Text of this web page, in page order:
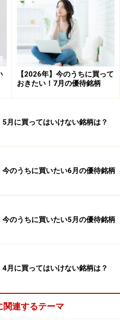
％ 平均損失
ー（合計利益÷合計損失）：
％とかなりの好成績です。
資に適している月と言えるで
なった背景としては、
が保有する株式や投資信託を
載らないようにする傾向にあ
る買戻しが4月はおこりやす
資家が年度始めのリバランス
）で日本株を買いやすい傾向
トレード数の多かった銘柄を
【2026年】今のうちに買って
おきたい！7月の優待銘柄
5月に買ってはいけない銘柄は？
今のうちに買いたい6月の優待銘柄
今のうちに買いたい5月の優待銘柄
4月に買ってはいけない銘柄は？
関連するテーマ